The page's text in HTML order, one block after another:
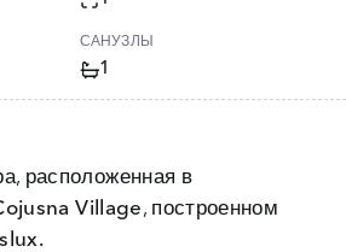
САНУЗЛЫ
1
расположенная в
Village, построенном